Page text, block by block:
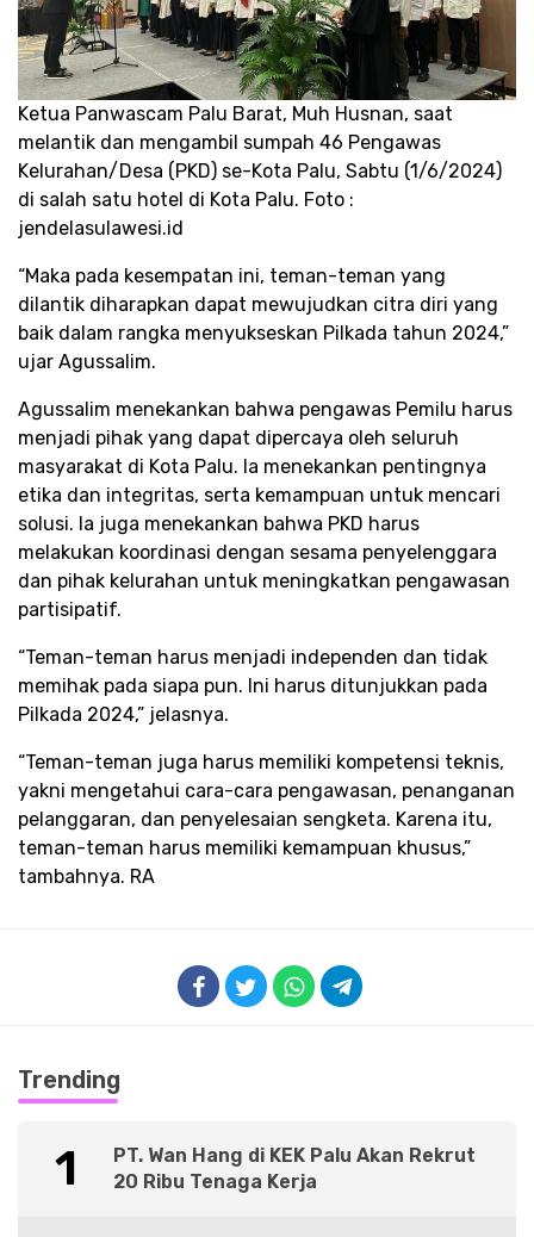
Ketua Panwascam Palu Barat, Muh Husnan, saat
melantik dan mengambil sumpah 46 Pengawas
Kelurahan/Desa (PKD) se-Kota Palu, Sabtu (1/6/2024)
di salah satu hotel di Kota Palu. Foto :
jendelasulawesi.id
“Maka pada kesempatan ini, teman-teman yang
dilantik diharapkan dapat mewujudkan citra diri yang
baik dalam rangka menyukseskan Pilkada tahun 2024,”
ujar Agussalim.
Agussalim menekankan bahwa pengawas Pemilu harus
menjadi pihak yang dapat dipercaya oleh seluruh
masyarakat di Kota Palu. Ia menekankan pentingnya
etika dan integritas, serta kemampuan untuk mencari
solusi. Ia juga menekankan bahwa PKD harus
melakukan koordinasi dengan sesama penyelenggara
dan pihak kelurahan untuk meningkatkan pengawasan
partisipatif.
“Teman-teman harus menjadi independen dan tidak
memihak pada siapa pun. Ini harus ditunjukkan pada
Pilkada 2024,” jelasnya.
“Teman-teman juga harus memiliki kompetensi teknis,
yakni mengetahui cara-cara pengawasan, penanganan
pelanggaran, dan penyelesaian sengketa. Karena itu,
teman-teman harus memiliki kemampuan khusus,”
tambahnya. RA
Trending
1
PT. Wan Hang di KEK Palu Akan Rekrut
20 Ribu Tenaga Kerja